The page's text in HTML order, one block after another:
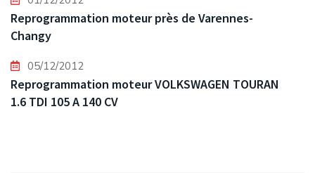
Reprogrammation moteur près de Varennes-
Changy
05/12/2012
Reprogrammation moteur VOLKSWAGEN TOURAN
1.6 TDI 105 A 140 CV